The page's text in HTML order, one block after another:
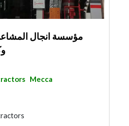
مؤسسة انجال
Mecca